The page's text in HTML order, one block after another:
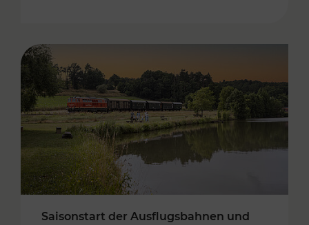
Saisonstart der Ausflugsbahnen und